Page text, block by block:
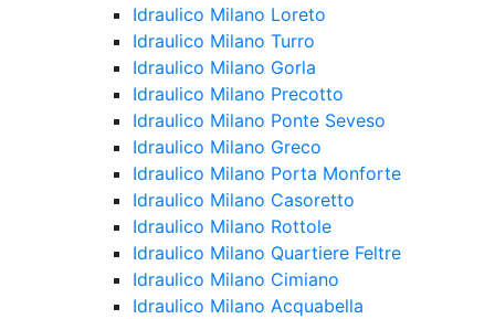
Idraulico Milano Loreto
Idraulico Milano Turro
Idraulico Milano Gorla
Idraulico Milano Precotto
Idraulico Milano Ponte Seveso
Idraulico Milano Greco
Idraulico Milano Porta Monforte
Idraulico Milano Casoretto
Idraulico Milano Rottole
Idraulico Milano Quartiere Feltre
Idraulico Milano Cimiano
Idraulico Milano Acquabella